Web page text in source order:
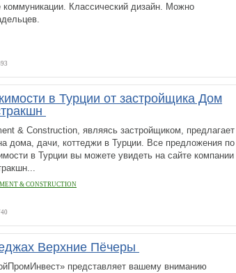
Классический дизайн. Можно
в Турции от застройщика Дом
& Construction, являясь застройщиком, предлагает
дома, дачи, коттеджи в Турции. Все предложения по
в Турции вы можете увидеть на сайте компании
& CONSTRUCTION
Верхние Пёчеры
представляет вашему вниманию